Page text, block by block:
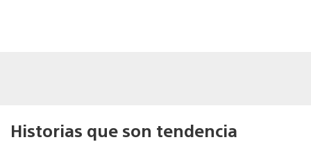
Historias que son tendencia